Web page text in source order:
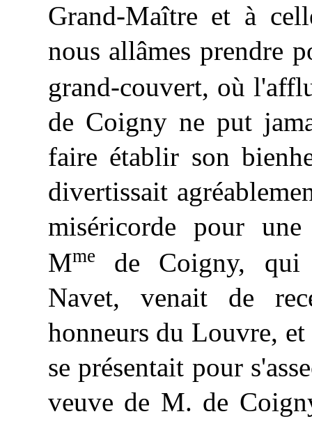
Grand-Maître et à
nous allâmes prendre
grand-couvert, où
de Coigny ne put
faire établir son
divertissait
miséricorde pour
Mme
de Coigny, qui
Navet, venait de
honneurs du Louvre,
se présentait pour
veuve de M. de